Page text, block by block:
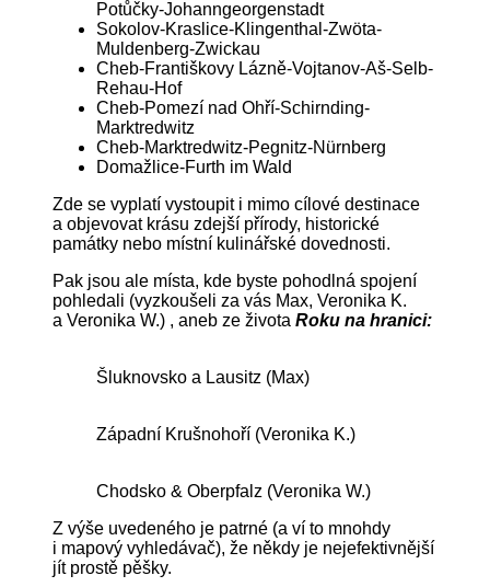
Potůčky-Johanngeorgenstadt
Sokolov-Kraslice-Klingenthal-Zwöta-
Muldenberg-Zwickau
Cheb-Františkovy Lázně-Vojtanov-Aš-Selb-
Rehau-Hof
Cheb-Pomezí nad Ohří-Schirnding-
Marktredwitz
Cheb-Marktredwitz-Pegnitz-Nürnberg
Domažlice-Furth im Wald
Zde se vyplatí vystoupit i mimo cílové destinace
a objevovat krásu zdejší přírody, historické
památky nebo místní kulinářské dovednosti.
Pak jsou ale místa, kde byste pohodlná spojení
pohledali (vyzkoušeli za vás Max, Veronika K.
a Veronika W.) , aneb ze života Roku na hranici:
Šluknovsko a Lausitz (Max)
Západní Krušnohoří (Veronika K.)
Chodsko & Oberpfalz (Veronika W.)
Z výše uvedeného je patrné (a ví to mnohdy
i mapový vyhledávač), že někdy je nejefektivnější
jít prostě pěšky.